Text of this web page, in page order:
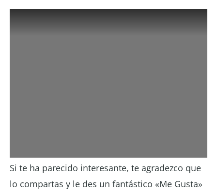
Si te ha parecido interesante, te agradezco que
lo compartas y le des un fantástico «Me Gusta»